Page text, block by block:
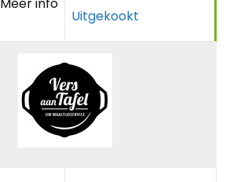
Uitgekookt